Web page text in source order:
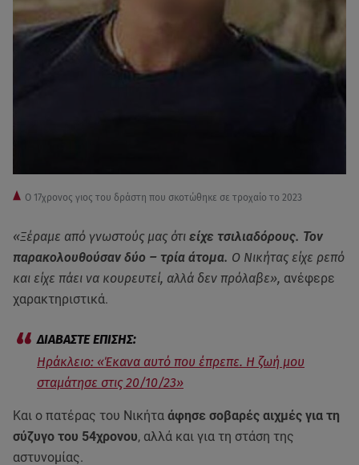
Ο 17χρονος γιος του δράστη που σκοτώθηκε σε τροχαίο το 2023
«Ξέραμε από γνωστούς μας ότι είχε τσιλιαδόρους. Τον
παρακολουθούσαν δύο – τρία άτομα. Ο Νικήτας είχε ρεπό
και είχε πάει να κουρευτεί, αλλά δεν πρόλαβε», ανέφερε
χαρακτηριστικά.
Ηράκλειο: «Έκανα αυτό που έπρεπε. Η ζωή μου
σταμάτησε στις 20/10/23»
Και ο πατέρας του Νικήτα άφησε σοβαρές αιχμές για τη
σύζυγο του 54χρονου, αλλά και για τη στάση της
αστυνομίας.